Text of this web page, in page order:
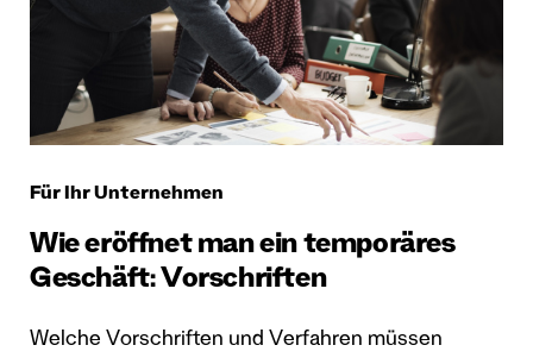
Für Ihr Unternehmen
Wie eröffnet man ein temporäres
Geschäft: Vorschriften
Welche Vorschriften und Verfahren müssen